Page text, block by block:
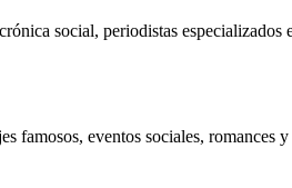
social, periodistas
eventos sociales, romances